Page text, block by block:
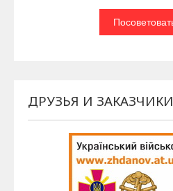
ДРУЗЬЯ И ЗАКАЗЧИКИ